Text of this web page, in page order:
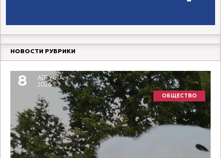
НОВОСТИ РУБРИКИ
8
АВГУСТА
2026
ОБЩЕСТВО